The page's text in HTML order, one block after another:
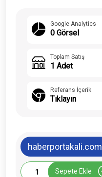
Google Analytics
0 Görsel
Toplam Satış
1 Adet
Referans İçerik
Tıklayın
haberportakali.com
Haberportakali.com
Sepete Ekle